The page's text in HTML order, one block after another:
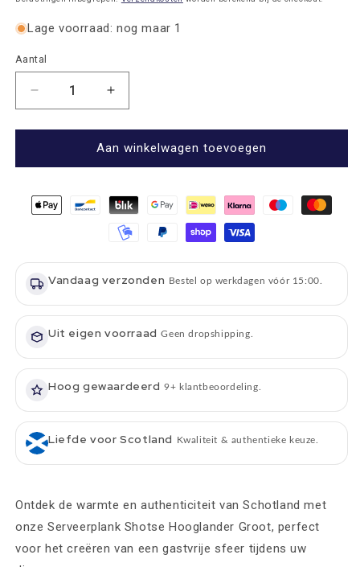
Lage voorraad: nog maar 1
Aantal
Aantal
Aantal
verlagen
voor
Serveerplank
Shotse
Groot
-
Schots
Eikenhout
Scottish
Made
Aantal
verhogen
voor
Serveerplank
Shotse
Groot
-
60x25
Schots
Eikenhout
Scottish
Made
Aan winkelwagen toevoegen
Vandaag verzonden Bestel op werkdagen vóór 15:00.
Uit eigen voorraad Geen dropshipping.
Hoog gewaardeerd 9+ klantbeoordeling.
Liefde voor Scotland Kwaliteit & authentieke keuze.
Ontdek de warmte en authenticiteit van Schotland met
onze Serveerplank Shotse Hooglander Groot, perfect
voor het creëren van een gastvrije sfeer tijdens uw